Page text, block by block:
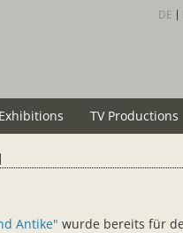
DE
Exhibitions TV Productions
Antike" wurde bereits für